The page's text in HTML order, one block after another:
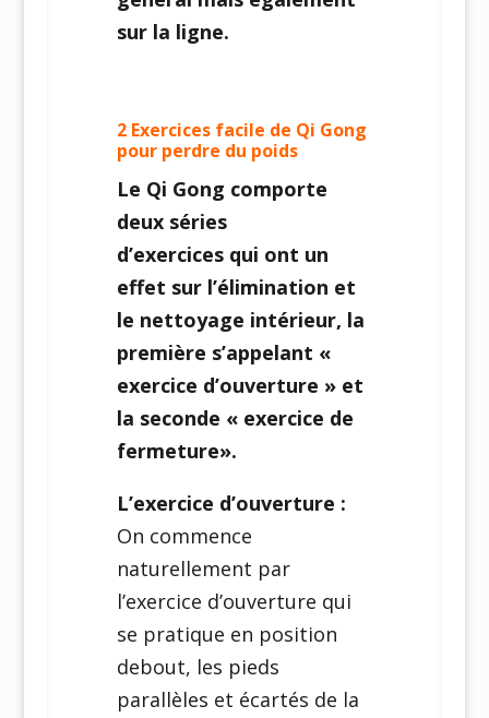
sur la ligne.
2 Exercices facile de Qi Gong
pour perdre du poids
Le Qi Gong comporte
deux séries
d’exercices qui ont un
effet sur l’élimination et
le nettoyage intérieur, la
première s’appelant «
exercice d’ouverture » et
la seconde « exercice de
fermeture».
L’exercice d’ouverture :
On commence
naturellement par
l’exercice d’ouverture qui
se pratique en position
debout, les pieds
parallèles et écartés de la